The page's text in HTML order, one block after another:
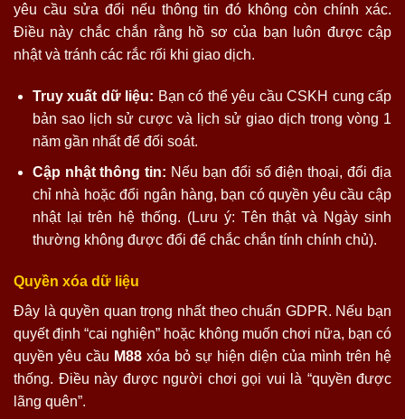
yêu cầu sửa đổi nếu thông tin đó không còn chính xác.
Điều này chắc chắn rằng hồ sơ của bạn luôn được cập
nhật và tránh các rắc rối khi giao dịch.
Truy xuất dữ liệu: Bạn có thể yêu cầu CSKH cung cấp
bản sao lịch sử cược và lịch sử giao dịch trong vòng 1
năm gần nhất để đối soát.
Cập nhật thông tin: Nếu bạn đổi số điện thoại, đổi địa
chỉ nhà hoặc đổi ngân hàng, bạn có quyền yêu cầu cập
nhật lại trên hệ thống. (Lưu ý: Tên thật và Ngày sinh
thường không được đổi để chắc chắn tính chính chủ).
Quyền xóa dữ liệu
Đây là quyền quan trọng nhất theo chuẩn GDPR. Nếu bạn
quyết định “cai nghiện” hoặc không muốn chơi nữa, bạn có
quyền yêu cầu M88 xóa bỏ sự hiện diện của mình trên hệ
thống. Điều này được người chơi gọi vui là “quyền được
lãng quên”.